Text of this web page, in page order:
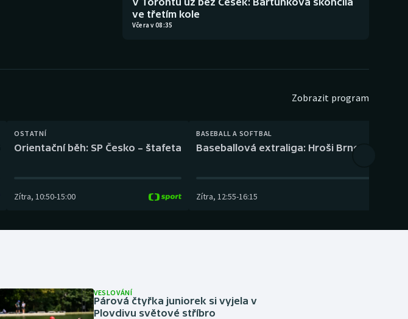
ve třetím kole
Včera v 08:35
Zobrazit program
OSTATNÍ
Orientační běh: SP Česko – štafeta
Zítra, 10:50-15:00
BASEBALL A SOFTBAL
Baseballová extraliga: Hroši Brno – Eagles
Zítra, 12:55-16:15
VESLOVÁNÍ
Párová čtyřka juniorek si vyjela v
Plovdivu světové stříbro